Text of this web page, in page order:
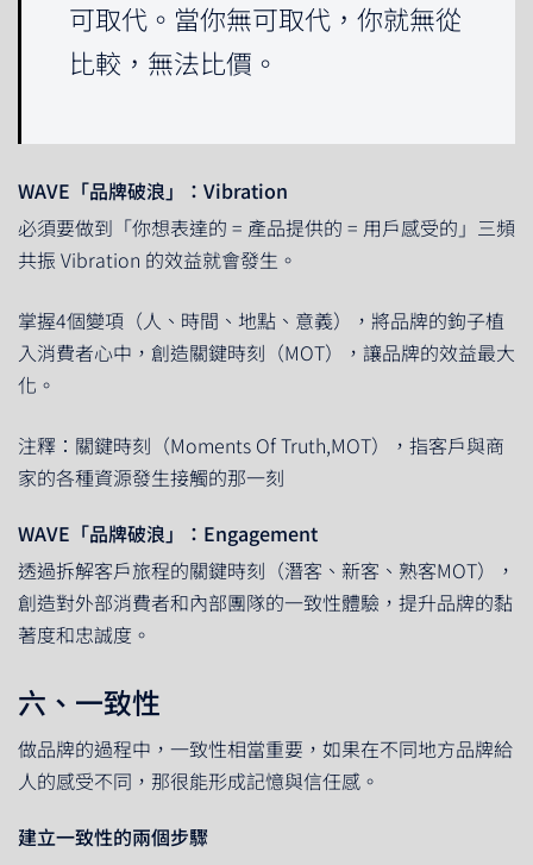
可取代。當你無可取代，你就無從
比較，無法比價。
WAVE「品牌破浪」：Vibration
必須要做到「你想表達的 = 產品提供的 = 用戶感受的」三頻
共振 Vibration 的效益就會發生。
掌握4個變項（人、時間、地點、意義），將品牌的鉤子植
入消費者心中，創造關鍵時刻（MOT），讓品牌的效益最大
化。
注釋：關鍵時刻（Moments Of Truth,MOT），指客戶與商
家的各種資源發生接觸的那一刻
WAVE「品牌破浪」：Engagement
透過拆解客戶旅程的關鍵時刻（潛客、新客、熟客MOT），
創造對外部消費者和內部團隊的一致性體驗，提升品牌的黏
著度和忠誠度。
六、一致性
做品牌的過程中，一致性相當重要，如果在不同地方品牌給
人的感受不同，那很能形成記憶與信任感。
建立一致性的兩個步驟